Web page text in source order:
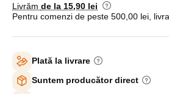
Livrăm de la 15,90 lei
Pentru comenzi de peste 500,00 lei,
Plată la livrare
Suntem producător direct